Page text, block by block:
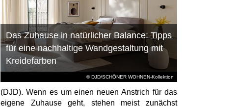
© DJD/SCHÖNER WOHNEN-Kollektion
Das Zuhause in natürlicher Balance: Tipps
für eine nachhaltige Wandgestaltung mit
Kreidefarben
(DJD). Wenn es um einen neuen Anstrich für das
eigene Zuhause geht, stehen meist zunächst